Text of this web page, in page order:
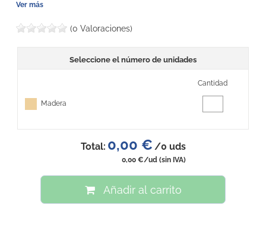
Ver más
(0 Valoraciones)
Seleccione el número de unidades
Cantidad
Madera
Total: 0,00 € /0 uds
0,00 €/ud (sin IVA)
Añadir al carrito